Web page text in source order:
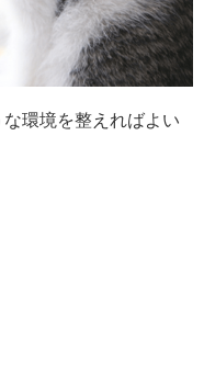
環境を整えればよい